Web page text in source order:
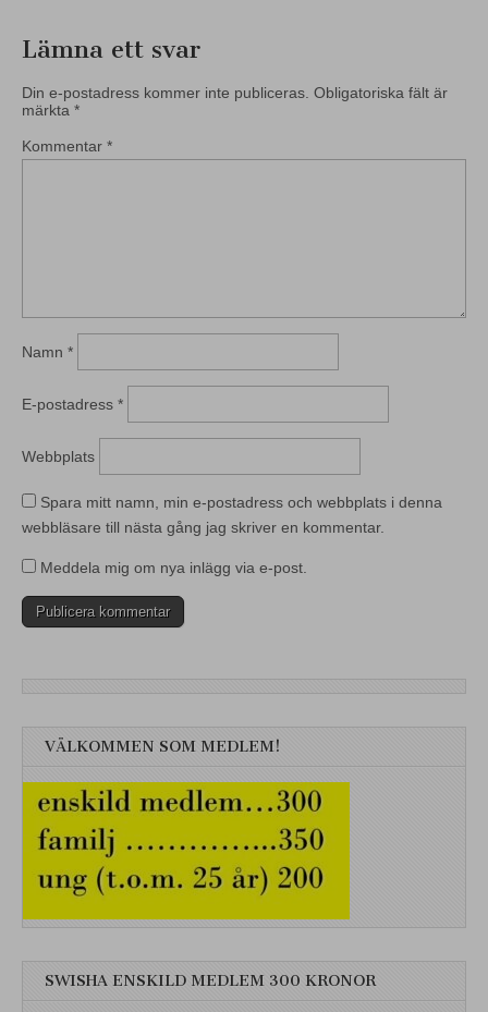
Lämna ett svar
Din e-postadress kommer inte publiceras. Obligatoriska fält är
märkta *
Kommentar *
Namn *
E-postadress *
Webbplats
Spara mitt namn, min e-postadress och webbplats i denna
webbläsare till nästa gång jag skriver en kommentar.
Meddela mig om nya inlägg via e-post.
VÄLKOMMEN SOM MEDLEM!
SWISHA ENSKILD MEDLEM 300 KRONOR